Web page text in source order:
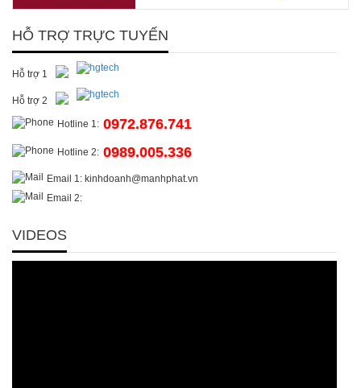
HỖ TRỢ TRỰC TUYẾN
Hỗ trợ 1
Hỗ trợ 2
Hotline 1: 0972.876.741
Hotline 2: 0989.005.336
Email 1: kinhdoanh@manhphat.vn
Email 2:
VIDEOS